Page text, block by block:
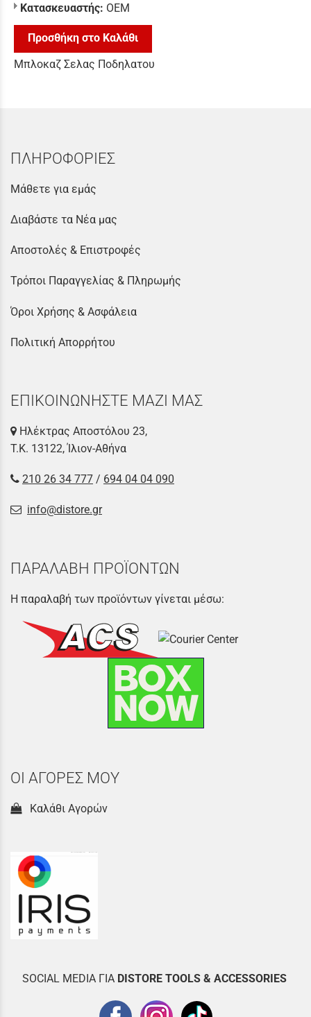
Κατασκευαστής: ΟΕΜ
Προσθήκη στο Καλάθι
Μπλοκαζ Σελας Ποδηλατου
ΠΛΗΡΟΦΟΡΙΕΣ
Μάθετε για εμάς
Διαβάστε τα Νέα μας
Αποστολές & Επιστροφές
Τρόποι Παραγγελίας & Πληρωμής
Όροι Χρήσης & Ασφάλεια
Πολιτική Απορρήτου
ΕΠΙΚΟΙΝΩΝΗΣΤΕ ΜΑΖΙ ΜΑΣ
Ηλέκτρας Αποστόλου 23,
Τ.Κ. 13122, Ίλιον-Αθήνα
210 26 34 777 / 694 04 04 090
info@distore.gr
ΠΑΡΑΛΑΒΗ ΠΡΟΪΟΝΤΩΝ
Η παραλαβή των προϊόντων γίνεται μέσω:
ΟΙ ΑΓΟΡΕΣ ΜΟΥ
Καλάθι Αγορών
SOCIAL MEDIA ΓΙΑ DISTORE TOOLS & ACCESSORIES